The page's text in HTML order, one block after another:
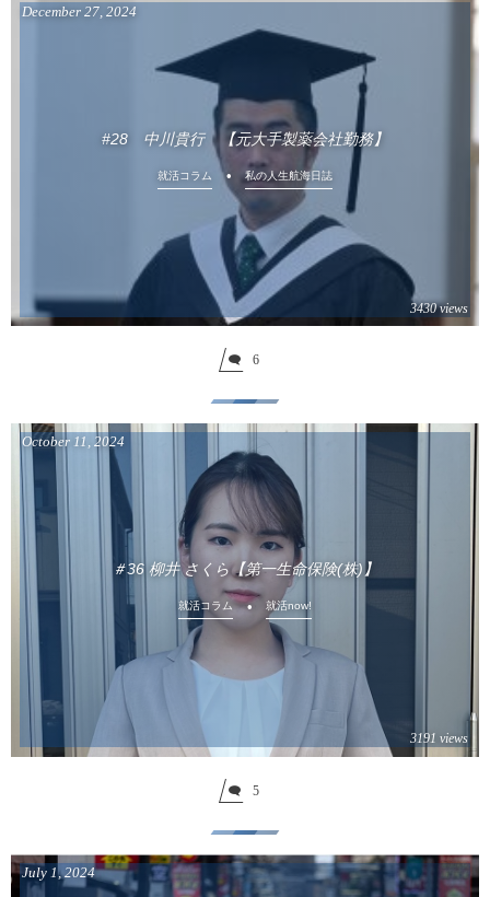
#28 中川貴行 【元大手製薬会社勤務】
December 27 2024
就活コラム 私の人生航海日誌
3430 views
6
＃36 柳井 さくら【第一生命保険(株)】
October 11 , 2024
就活コラム 就活now!
3191 views
5
July 1,2024